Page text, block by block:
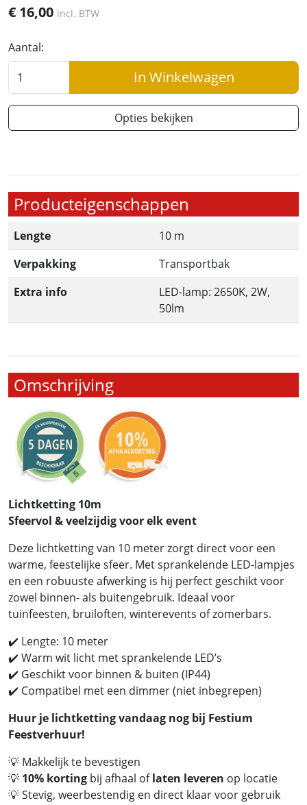
€ 16,00 incl. BTW
Aantal:
In Winkelwagen
Opties bekijken
Producteigenschappen
Lengte
10 m
Verpakking
Transportbak
Extra info
LED-lamp: 2650K, 2W,
50lm
Omschrijving
Lichtketting 10m
Sfeervol & veelzijdig voor elk event
Deze lichtketting van 10 meter zorgt direct voor een
warme, feestelijke sfeer. Met sprankelende LED-lampjes
en een robuuste afwerking is hij perfect geschikt voor
zowel binnen- als buitengebruik. Ideaal voor
tuinfeesten, bruiloften, winterevents of zomerbars.
✔️ Lengte: 10 meter
✔️ Warm wit licht met sprankelende LED’s
✔️ Geschikt voor binnen & buiten (IP44)
✔️ Compatibel met een dimmer (niet inbegrepen)
Huur je lichtketting vandaag nog bij Festium
Feestverhuur!
💡 Makkelijk te bevestigen
💡 10% korting bij afhaal oflaten leveren op locatie
💡 Stevig, weerbestendig en direct klaar voor gebruik